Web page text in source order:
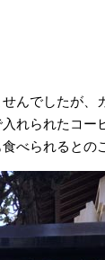
んでしたが、
れられたコー
べられるとの